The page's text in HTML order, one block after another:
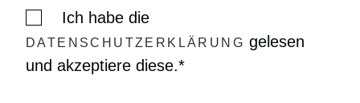
Ich habe die
DATENSCHUTZERKLÄRUNG gelesen
und akzeptiere diese.​*